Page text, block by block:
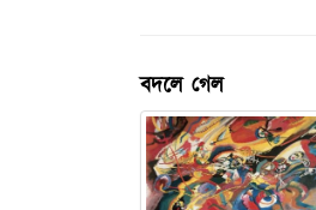
বদলে গেল